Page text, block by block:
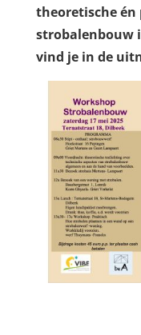
theoretische
strobalenbouw
vind je in de